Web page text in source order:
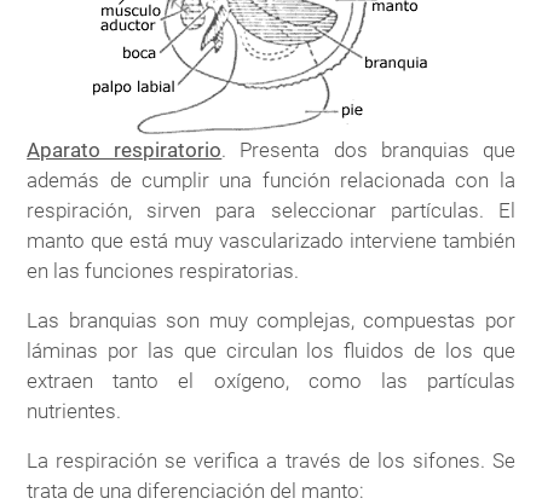
Aparato respiratorio. Presenta dos branquias que
además de cumplir una función relacionada con la
respiración, sirven para seleccionar partículas. El
manto que está muy vascularizado interviene también
en las funciones respiratorias.
Las branquias son muy complejas, compuestas por
láminas por las que circulan los fluidos de los que
extraen tanto el oxígeno, como las partículas
nutrientes.
La respiración se verifica a través de los sifones. Se
trata de una diferenciación del manto: